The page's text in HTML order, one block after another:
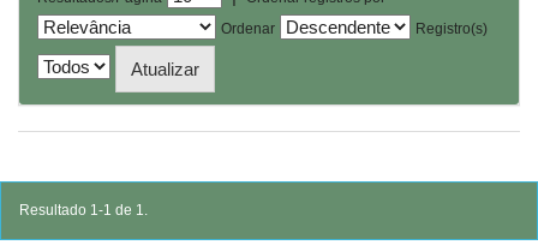
Ordenar
Registro(s)
Resultado 1-1 de 1.